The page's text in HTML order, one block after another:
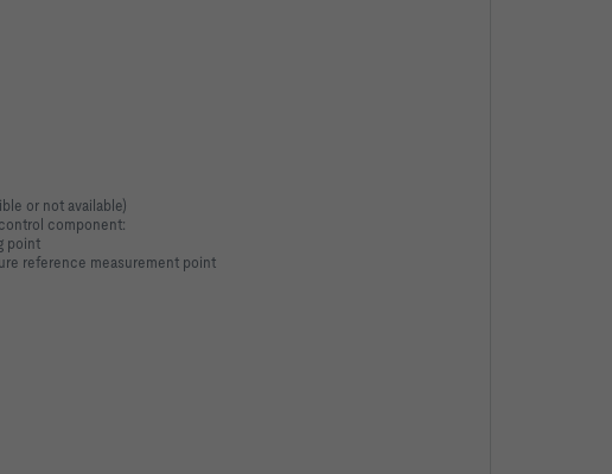
or not available)
component:
point
reference measurement point